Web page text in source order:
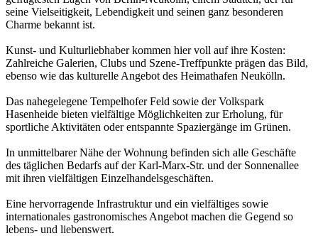
seine Vielseitigkeit, Lebendigkeit und seinen ganz besonderen
Charme bekannt ist.
Kunst- und Kulturliebhaber kommen hier voll auf ihre Kosten:
Zahlreiche Galerien, Clubs und Szene-Treffpunkte prägen das Bild,
ebenso wie das kulturelle Angebot des Heimathafen Neukölln.
Das nahegelegene Tempelhofer Feld sowie der Volkspark
Hasenheide bieten vielfältige Möglichkeiten zur Erholung, für
sportliche Aktivitäten oder entspannte Spaziergänge im Grünen.
In unmittelbarer Nähe der Wohnung befinden sich alle Geschäfte
des täglichen Bedarfs auf der Karl-Marx-Str. und der Sonnenallee
mit ihren vielfältigen Einzelhandelsgeschäften.
Eine hervorragende Infrastruktur und ein vielfältiges sowie
internationales gastronomisches Angebot machen die Gegend so
lebens- und liebenswert.